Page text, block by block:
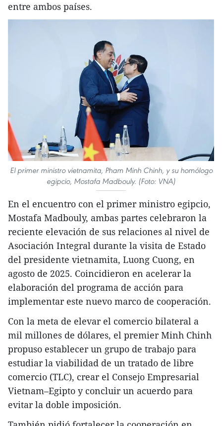
entre ambos países.
El primer ministro vietnamita, Pham Minh Chinh, y su homólogo
egipcio, Mostafa Madbouly. (Foto: VNA)
En el encuentro con el primer ministro egipcio,
Mostafa Madbouly, ambas partes celebraron la
reciente elevación de sus relaciones al nivel de
Asociación Integral durante la visita de Estado
del presidente vietnamita, Luong Cuong, en
agosto de 2025. Coincidieron en acelerar la
elaboración del programa de acción para
implementar este nuevo marco de cooperación.
Con la meta de elevar el comercio bilateral a
mil millones de dólares, el premier Minh Chinh
propuso establecer un grupo de trabajo para
estudiar la viabilidad de un tratado de libre
comercio (TLC), crear el Consejo Empresarial
Vietnam–Egipto y concluir un acuerdo para
evitar la doble imposición.